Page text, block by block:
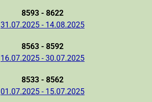
8593 - 8622
31.07.2025 - 14.08.2025
8563 - 8592
16.07.2025 - 30.07.2025
8533 - 8562
01.07.2025 - 15.07.2025